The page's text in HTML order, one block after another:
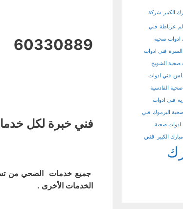
60330889
فني خبرة لكل
جميع خدمات الصحي من
الخدمات الأخرى .
الكبير شركة
غرناطة فني
ادوات صحية
فني ادوات
صحية الشويخ
فني ادوات
القادسية
فني ادوات
اليرموك فني
ادوات صحية
الكبير فني